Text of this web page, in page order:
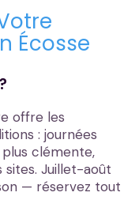
Écosse
offre les
: journées
clémente,
sites. Juillet-août
— réservez tout